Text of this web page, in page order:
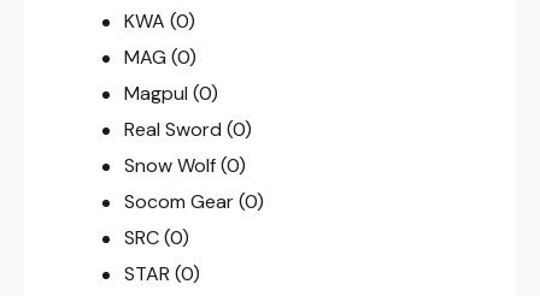
KWA (0)
MAG (0)
Magpul (0)
Real Sword (0)
Snow Wolf (0)
Socom Gear (0)
SRC (0)
STAR (0)